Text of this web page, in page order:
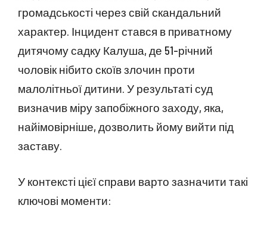
громадськості через свій скандальний
характер. Інцидент стався в приватному
дитячому садку Калуша, де 51-річний
чоловік нібито скоїв злочин проти
малолітньої дитини. У результаті суд
визначив міру запобіжного заходу, яка,
найімовірніше, дозволить йому вийти під
заставу.
У контексті цієї справи варто зазначити такі
ключові моменти: